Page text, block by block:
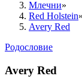
Млечни»
Red Holstein»
Avery Red
Родословие
Avery Red